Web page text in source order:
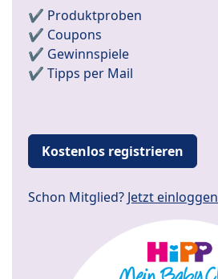
✔️ Produktproben
✔️ Coupons
✔️ Gewinnspiele
✔️ Tipps per Mail
Kostenlos registrieren
Schon Mitglied? Jetzt einloggen